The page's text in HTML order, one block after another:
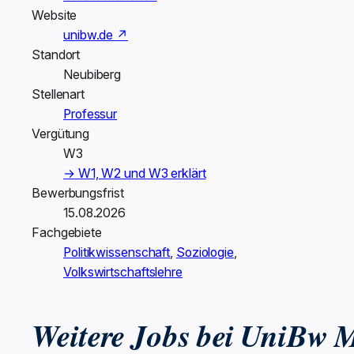
Website
unibw.de ↗
Standort
Neubiberg
Stellenart
Professur
Vergütung
W3
→ W1, W2 und W3 erklärt
Bewerbungsfrist
15.08.2026
Fachgebiete
Politikwissenschaft, Soziologie,
Volkswirtschaftslehre
Weitere Jobs bei UniBw